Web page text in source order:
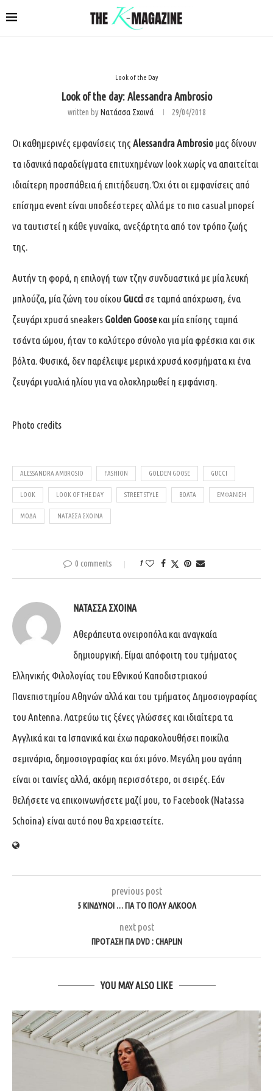
Look of the Day
Look of the day: Alessandra Ambrosio
written byΝατάσσα Σχοινά 29/04/2018
Οι καθημερινές εμφανίσεις της AlessandraAmbrosio μας δίνουν
τα ιδανικά παραδείγματα επιτυχημένων look χωρίς να απαιτείται
ιδιαίτερη προσπάθεια ή επιτήδευση. Όχι ότι οι εμφανίσεις από
επίσημα event είναι υποδεέστερες αλλά με το πιο casual μπορεί
να ταυτιστεί η κάθε γυναίκα, ανεξάρτητα από τον τρόπο ζωής
της.
Αυτήν τη φορά, η επιλογή των τζην συνδυαστικά με μία λευκή
μπλούζα, μία ζώνη του οίκου Gucci σε ταμπά απόχρωση, ένα
ζευγάρι χρυσά sneakers Golden Gooseκαι μία επίσης ταμπά
τσάντα ώμου, ήταν το καλύτερο σύνολο για μία φρέσκια και σικ
βόλτα. Φυσικά, δεν παρέλειψε μερικά χρυσά κοσμήματα κι ένα
ζευγάρι γυαλιά ηλίου για να ολοκληρωθεί η εμφάνιση.
Photo credits
ALESSANDRA AMBROSIO FASHION GOLDEN GOOSE GUCCI
LOOK LOOK OF THE DAY STREET STYLE ΒΌΛΤΑ ΕΜΦΆΝΙΣΗ
ΜΌΔΑ ΝΑΤΆΣΣΑ ΣΧΟΙΝΆ
0 comments 1
ΝΑΤΆΣΣΑ ΣΧΟΙΝΆ
Αθεράπευτα ονειροπόλα και αναγκαία
δημιουργική. Είμαι απόφοιτη του τμήματος
Ελληνικής Φιλολογίας του Εθνικού Καποδιστριακού
Πανεπιστημίου Αθηνών αλλά και του τμήματος Δημοσιογραφίας
του Antenna. Λατρεύω τις ξένες γλώσσες και ιδιαίτερα τα
Αγγλικά και τα Ισπανικά και έχω παρακολουθήσει ποικίλα
σεμινάρια, δημοσιογραφίας και όχι μόνο. Μεγάλη μου αγάπη
είναι οι ταινίες αλλά, ακόμη περισσότερο, οι σειρές. Εάν
θελήσετε να επικοινωνήσετε μαζί μου, το Facebook (Natassa
Schoina) είναι αυτό που θα χρειαστείτε.
previous post
5 ΚΊΝΔΥΝΟΙ … ΓΙΑ ΤΟ ΠΟΛΎ ΑΛΚΟΌΛ
next post
ΠΡΌΤΑΣΗ ΓΙΑ DVD : CHAPLIN
YOU MAY ALSO LIKE